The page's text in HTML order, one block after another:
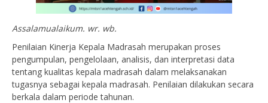
Assalamualaikum. wr. wb.
Penilaian Kinerja Kepala Madrasah merupakan proses
pengumpulan, pengelolaan, analisis, dan interpretasi data
tentang kualitas kepala madrasah dalam melaksanakan
tugasnya sebagai kepala madrasah. Penilaian dilakukan secara
berkala dalam periode tahunan.